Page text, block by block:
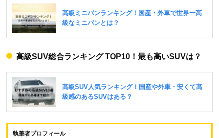
高級SUV総合ランキング TOP10！最も高いSUVは？
執筆者プロフィール